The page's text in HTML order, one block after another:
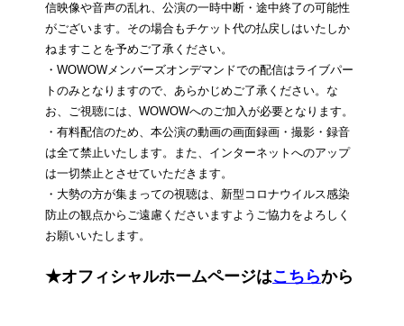
信映像や音声の乱れ、公演の一時中断・途中終了の可能性
がございます。その場合もチケット代の払戻しはいたしか
ねますことを予めご了承ください。
・WOWOWメンバーズオンデマンドでの配信はライブパー
トのみとなりますので、あらかじめご了承ください。な
お、ご視聴には、WOWOWへのご加入が必要となります。
・有料配信のため、本公演の動画の画面録画・撮影・録音
は全て禁止いたします。また、インターネットへのアップ
は一切禁止とさせていただきます。
・大勢の方が集まっての視聴は、新型コロナウイルス感染
防止の観点からご遠慮くださいますようご協力をよろしく
お願いいたします。
★オフィシャルホームページはこちらから